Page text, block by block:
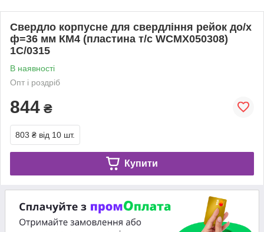
Свердло корпусне для свердління рейок до/х
ф=36 мм КМ4 (пластина т/с WCMX050308)
1С/0315
В наявності
Опт і роздріб
844 ₴
803 ₴ від 10 шт.
Купити